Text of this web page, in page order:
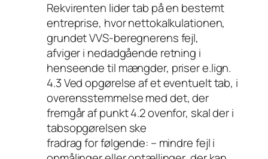
Rekvirenten lider tab på en bestemt
entreprise, hvor nettokalkulationen,
grundet VVS-beregnerens fejl,
afviger i nedadgående retning i
henseende til mængder, priser e.lign.
4.3 Ved opgørelse af et eventuelt tab, i
overensstemmelse med det, der
fremgår af punkt 4.2 ovenfor, skal der i
tabsopgørelsen ske
fradrag for følgende: – mindre fejl i